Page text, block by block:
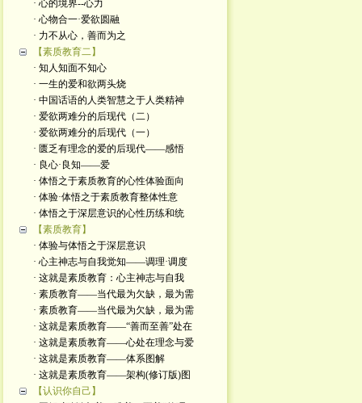
· 心的境界--心力
· 心物合一·爱欲圆融
· 力不从心，善而为之
【素质教育二】
· 知人知面不知心
· 一生的爱和欲两头烧
· 中国话语的人类智慧之于人类精神
· 爱欲两难分的后现代（二）
· 爱欲两难分的后现代（一）
· 匮乏有理念的爱的后现代——感悟
· 良心·良知——爱
· 体悟之于素质教育的心性体验面向
· 体验·体悟之于素质教育整体性意
· 体悟之于深层意识的心性历练和统
【素质教育】
· 体验与体悟之于深层意识
· 心主神志与自我觉知——调理·调度
· 这就是素质教育：心主神志与自我
· 素质教育——当代最为欠缺，最为需
· 素质教育——当代最为欠缺，最为需
· 这就是素质教育——“善而至善”处在
· 这就是素质教育——心处在理念与爱
· 这就是素质教育——体系图解
· 这就是素质教育——架构(修订版)图
【认识你自己】